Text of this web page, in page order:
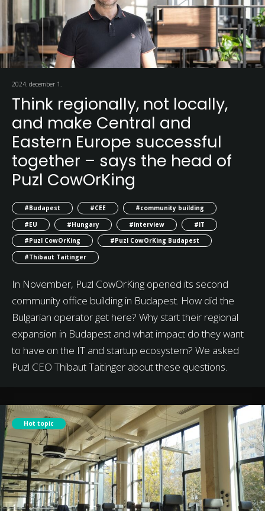
2024. december 1.
Think regionally, not locally,
and make Central and
Eastern Europe successful
together – says the head of
Puzl CowOrKing
#Budapest #CEE
#community building
#EU
#Hungary #interview
#IT
#Puzl CowOrKing
#Puzl CowOrKing Budapest
#Thibaut Taitinger
In November, Puzl CowOrKing opened its second
community office building in Budapest. How did the
Bulgarian operator get here? Why start their regional
expansion in Budapest and what impact do they want
to have on the IT and startup ecosystem? We asked
Puzl CEO Thibaut Taitinger about these questions.
Hot topic